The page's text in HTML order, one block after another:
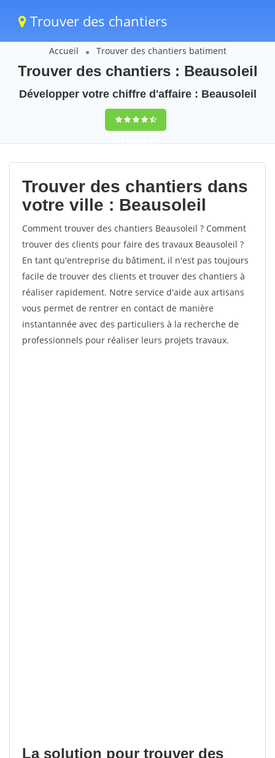
Trouver des chantiers
Accueil Trouver des chantiers batiment
Trouver des chantiers : Beausoleil
Développer votre chiffre d'affaire : Beausoleil
9,5(100%)43
votes
Trouver des chantiers dans
votre ville : Beausoleil
Comment trouver des chantiers Beausoleil ? Comment
trouver des clients pour faire des travaux Beausoleil ?
En tant qu'entreprise du bâtiment, il n'est pas toujours
facile de trouver des clients et trouver des chantiers à
réaliser rapidement. Notre service d'aide aux artisans
vous permet de rentrer en contact de manière
instantannée avec des particuliers à la recherche de
professionnels pour réaliser leurs projets travaux.
La solution pour trouver des